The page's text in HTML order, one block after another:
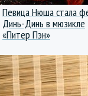
Певица Нюша стала
Динь-Динь в мюзикле
«Питер Пэн»